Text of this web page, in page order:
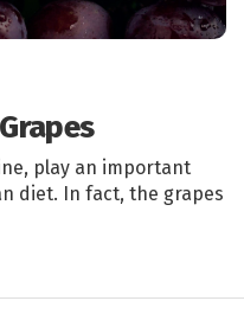
play an important
diet. In fact, the grapes